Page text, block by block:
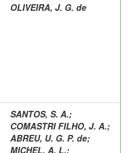
OLIVEIRA, J. G. de
SANTOS, S. A.;
COMASTRI FILHO, J. A.;
ABREU, U. G. P. de;
MICHEL, A. L.;